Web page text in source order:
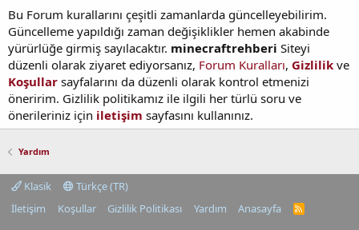
Bu Forum kurallarını çeşitli zamanlarda güncelleyebilirim.
Güncelleme yapıldığı zaman değişiklikler hemen akabinde
yürürlüğe girmiş sayılacaktır. minecraftrehberi Siteyi
düzenli olarak ziyaret ediyorsanız, Forum Kuralları, Gizlilik ve
Koşullar sayfalarını da düzenli olarak kontrol etmenizi
öneririm. Gizlilik politikamız ile ilgili her türlü soru ve
önerileriniz için iletişim sayfasını kullanınız.
Yardım
Klasik
Türkçe (TR)
İletişim
Koşullar Gizlilik Politikası Yardım Anasayfa
R